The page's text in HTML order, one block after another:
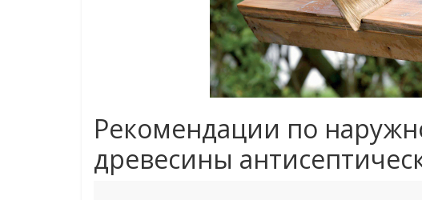
Рекомендации по
древесины